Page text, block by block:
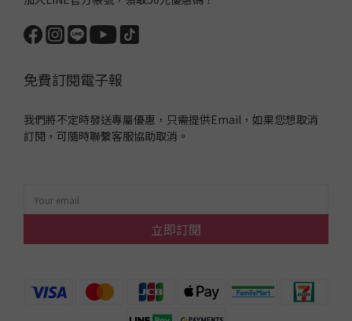
免費訂閱電子報
我們將不定時發送專屬優惠，只需提供Email，如果您想取消
訂閱，可隨時聯繫客服協助取消。
立即訂閱